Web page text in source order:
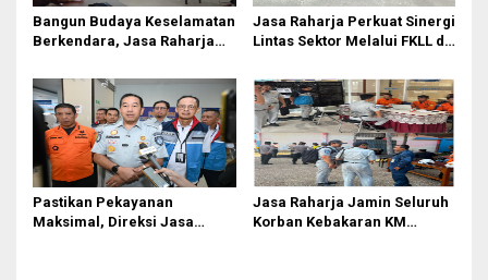
Bangun Budaya Keselamatan
Berkendara, Jasa Raharja
Pasifik Medan Industri
Jasa Raharja Perkuat Sinergi
Lintas Sektor Melalui FKLL di
Pastikan Pekayanan
Maksimal, Direksi Jasa
Jasa Raharja Jamin Seluruh
Korban Kebakaran KM